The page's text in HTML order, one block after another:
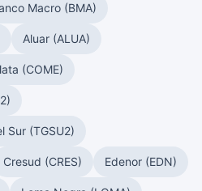
Macro (BMA)
Aluar (ALUA)
(COME)
Sur (TGSU2)
Cresud (CRES) Edenor (EDN)